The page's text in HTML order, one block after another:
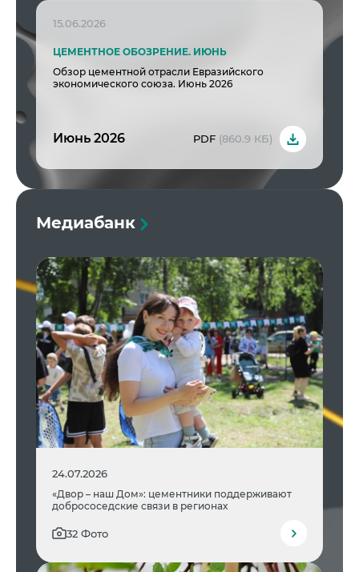
15.06.2026
ЦЕМЕНТНОЕ ОБОЗРЕНИЕ. ИЮНЬ
Обзор цементной отрасли Евразийского
экономического союза. Июнь 2026
Июнь 2026 PDF (860.9 КБ)
Медиабанк
24.07.2026
«Двор – наш Дом»: цементники поддерживают
добрососедские связи в регионах
32 Фото